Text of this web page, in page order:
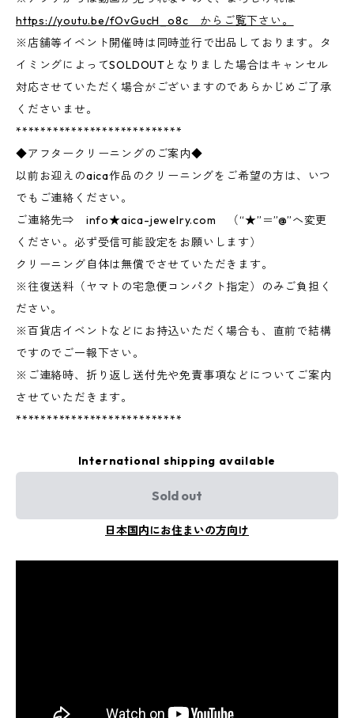
https://youtu.be/fOvGucH_o8c からご覧下さい。
※店舗等イベント開催時は同時並行で出品しております。タ
イミングによってSOLDOUTとなりました場合はキャンセル
対応させていただく場合がございますのであらかじめご了承
くださいませ。
***************************
◆アフタークリーニングのご案内◆
以前お迎えのaica作品のクリーニングをご希望の方は、いつ
でもご連絡ください。
ご連絡先⇒ info★aica-jewelry.com （“★”＝”@”へ変更
ください。必ず受信可能設定をお願いします）
クリーニング自体は無償でさせていただきます。
※往復送料（ヤマトの宅急便コンパクト指定）のみご負担く
ださい。
※百貨店イベントなどにお持込いただく場合も、直前で結構
ですのでご一報下さい。
※ご連絡時、折り返し送付先や免責事項などについてご案内
させていただきます。
***************************
International shipping available
Sold out
日本国内にお住まいの方向け